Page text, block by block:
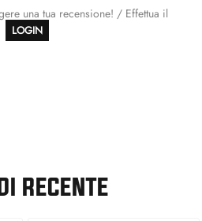
una tua recensione! / Effettua il
LOGIN
RECENTE